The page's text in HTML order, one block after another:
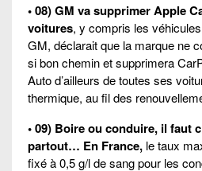
• 08) GM va supprimer Apple
voitures, y compris les
GM, déclarait que la marque ne
si bon chemin et supprimera
Auto d’ailleurs de toutes ses
thermique, au fil des
• 09) Boire ou conduire, il faut
partout… En France, le taux
fixé à 0,5 g/l de sang pour les